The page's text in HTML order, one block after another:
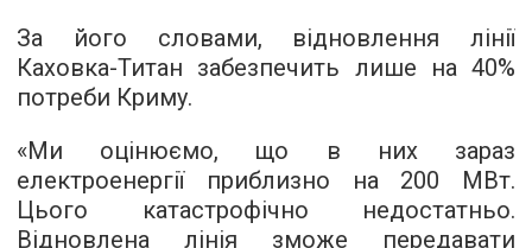
За його словами, відновлення лінії
Каховка-Титан забезпечить лише на 40%
потреби Криму.
«Ми оцінюємо, що в них зараз
електроенергії приблизно на 200 МВт.
Цього катастрофічно недостатньо.
Відновлена лінія зможе передавати